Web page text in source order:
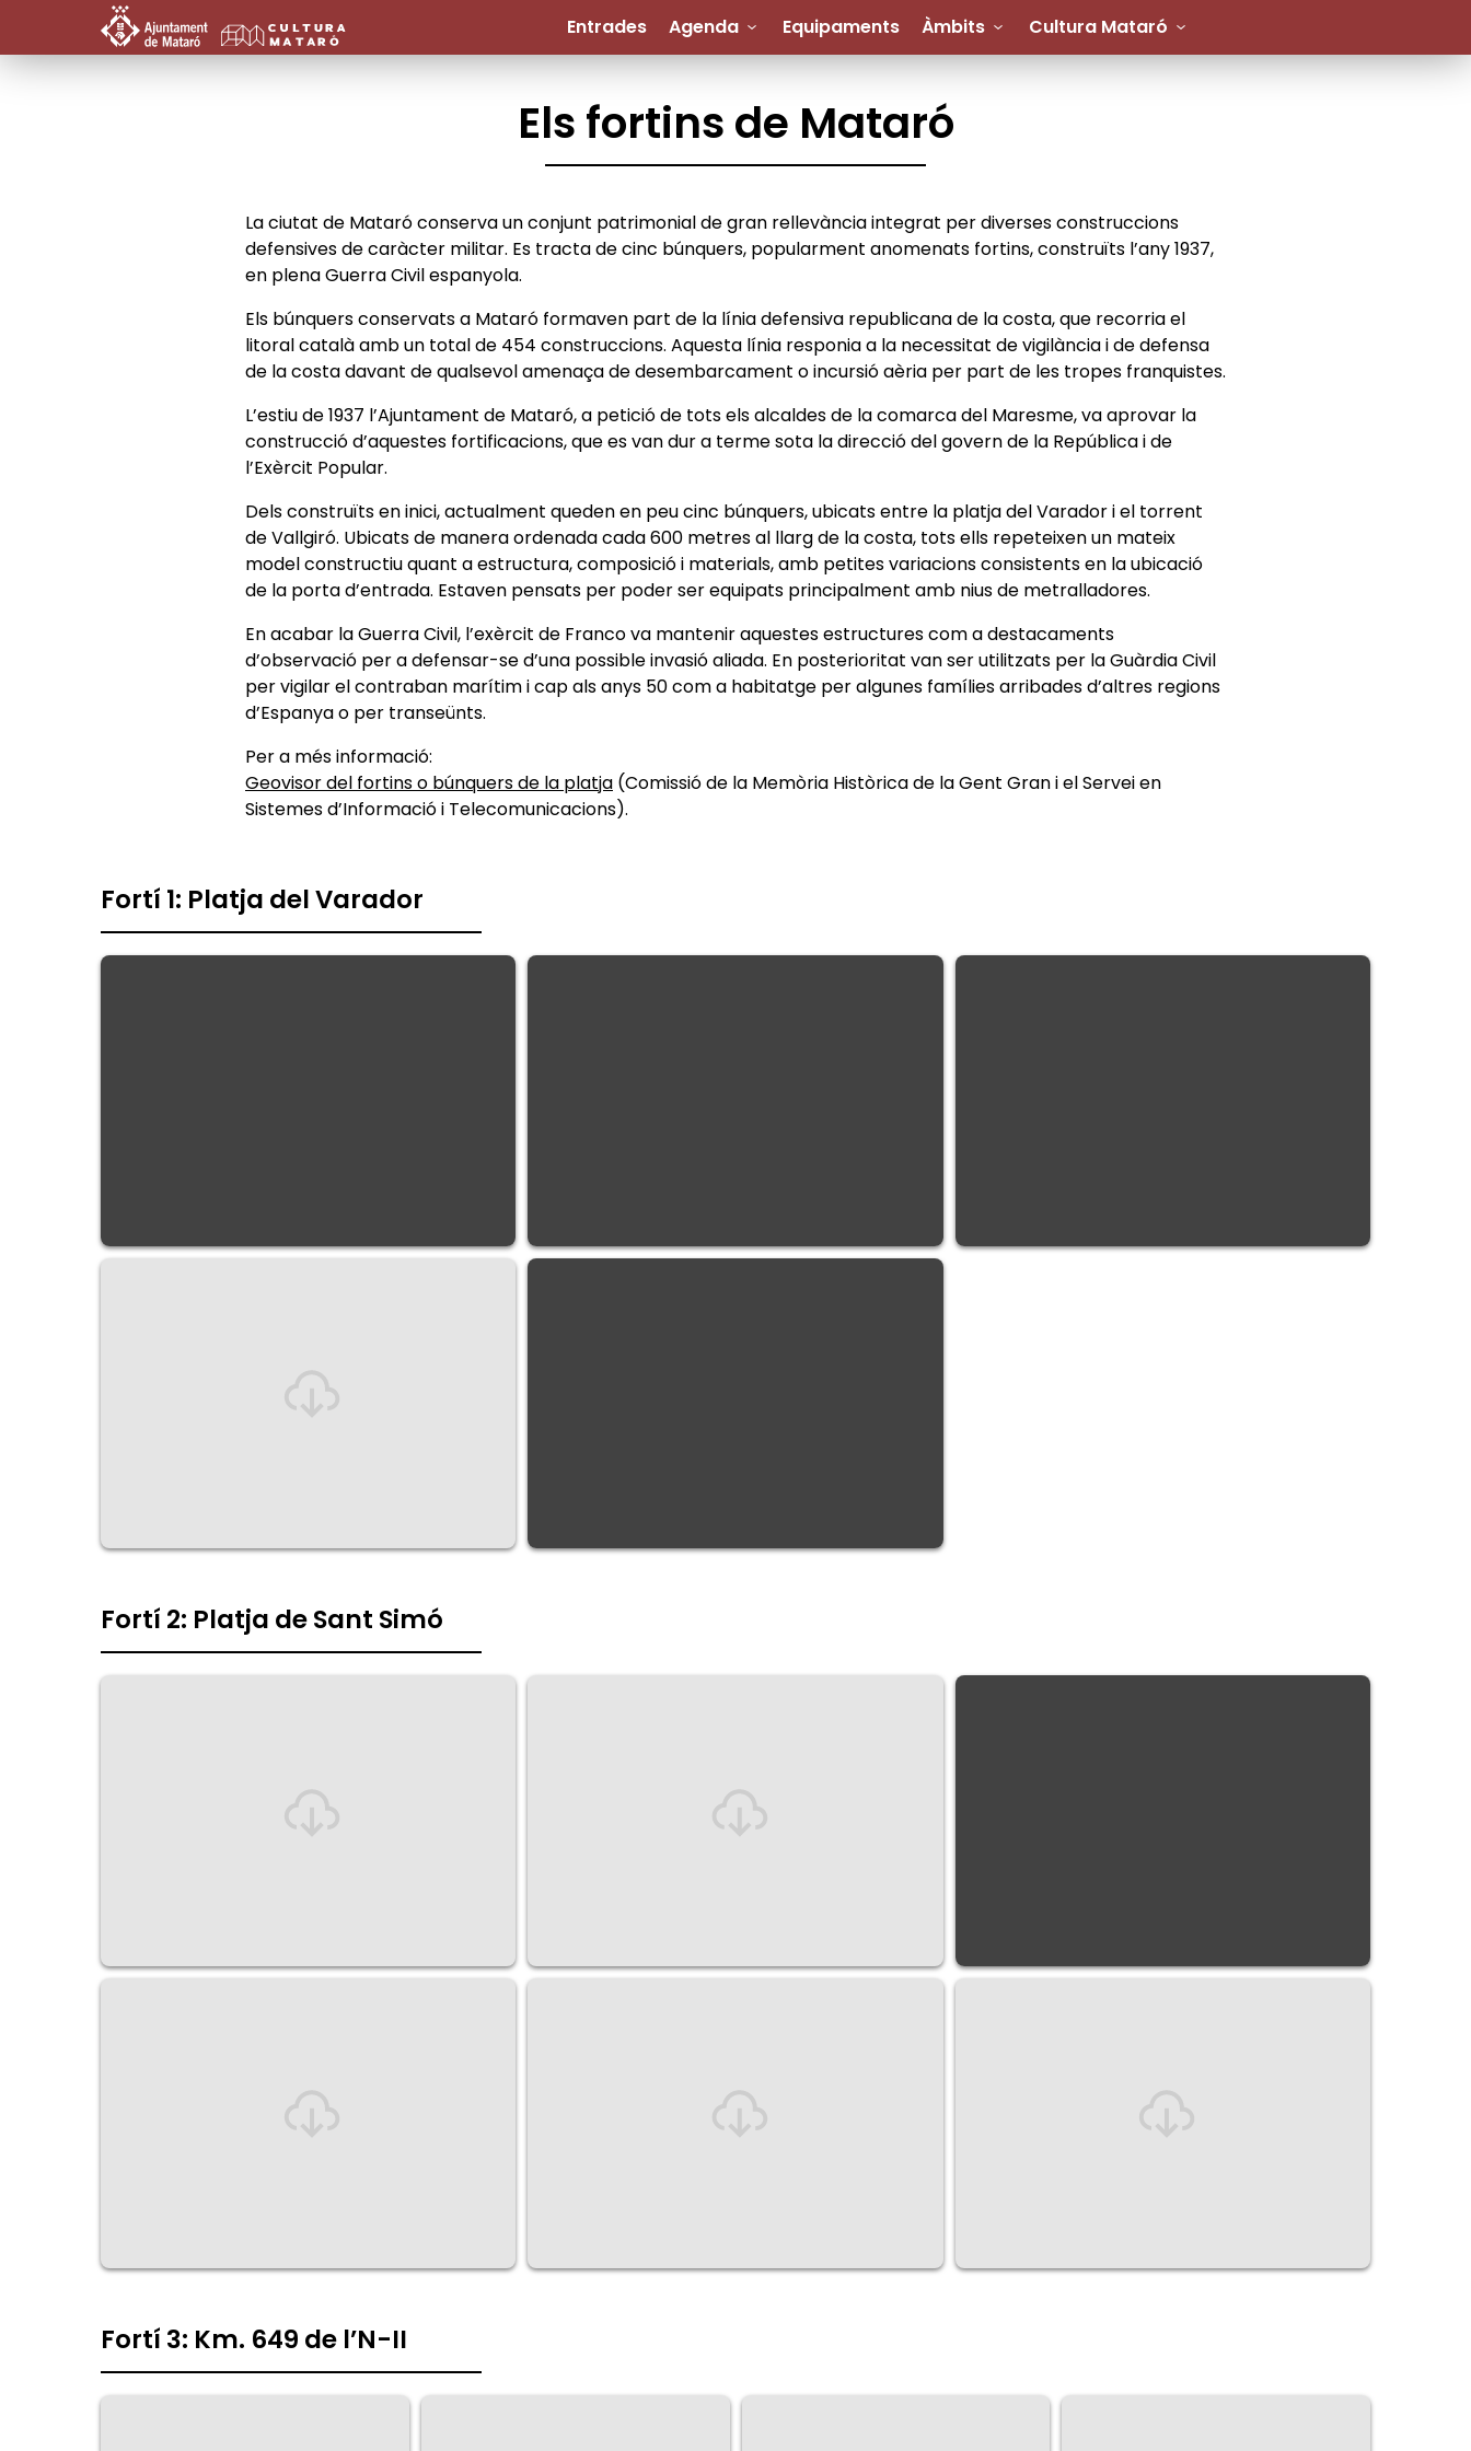
Entrades Agenda Equipaments Àmbits Cultura Mataró
Els fortins de Mataró
La ciutat de Mataró conserva un conjunt patrimonial de gran rellevància integrat per diverses construccions
defensives de caràcter militar. Es tracta de cinc búnquers, popularment anomenats fortins, construïts l’any 1937,
en plena Guerra Civil espanyola.
Els búnquers conservats a Mataró formaven part de la línia defensiva republicana de la costa, que recorria el
litoral català amb un total de 454 construccions. Aquesta línia responia a la necessitat de vigilància i de defensa
de la costa davant de qualsevol amenaça de desembarcament o incursió aèria per part de les tropes franquistes.
L’estiu de 1937 l’Ajuntament de Mataró, a petició de tots els alcaldes de la comarca del Maresme, va aprovar la
construcció d’aquestes fortificacions, que es van dur a terme sota la direcció del govern de la República i de
l’Exèrcit Popular.
Dels construïts en inici, actualment queden en peu cinc búnquers, ubicats entre la platja del Varador i el torrent
de Vallgiró. Ubicats de manera ordenada cada 600 metres al llarg de la costa, tots ells repeteixen un mateix
model constructiu quant a estructura, composició i materials, amb petites variacions consistents en la ubicació
de la porta d’entrada. Estaven pensats per poder ser equipats principalment amb nius de metralladores.
En acabar la Guerra Civil, l’exèrcit de Franco va mantenir aquestes estructures com a destacaments
d’observació per a defensar-se d’una possible invasió aliada. En posterioritat van ser utilitzats per la Guàrdia Civil
per vigilar el contraban marítim i cap als anys 50 com a habitatge per algunes famílies arribades d’altres regions
d’Espanya o per transeünts.
Per a més informació:
Geovisor del fortins o búnquers de la platja (Comissió de la Memòria Històrica de la Gent Gran i el Servei en
Sistemes d’Informació i Telecomunicacions).
Fortí 1: Platja del Varador
Fortí 2: Platja de Sant Simó
Fortí 3: Km. 649 de l’N-II